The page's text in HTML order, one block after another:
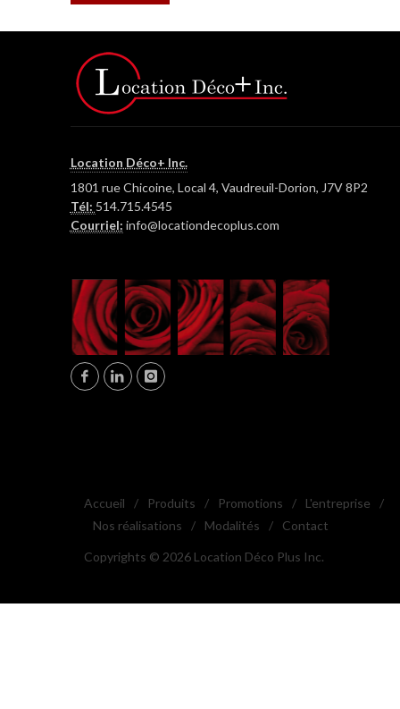
Location Déco+ Inc.
1801 rue Chicoine, Local 4, Vaudreuil-Dorion, J7V 8P2
Tél: 514.715.4545
Courriel: info@locationdecoplus.com
Accueil / Produits / Promotions / L'entreprise
/
Nos réalisations
/ Modalités / Contact
Copyrights © 2026 Location Déco Plus Inc.